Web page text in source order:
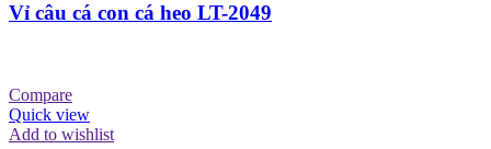
Vỉ câu cá con cá heo LT-2049
Compare
Quick view
Add to wishlist